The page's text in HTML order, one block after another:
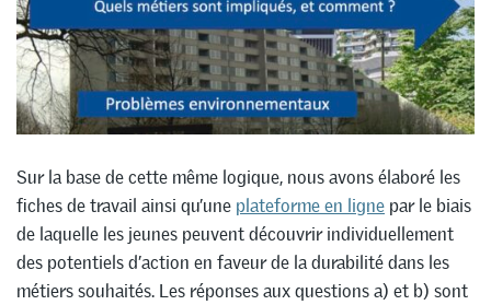
Sur la base de cette même logique, nous avons élaboré les
fiches de travail ainsi qu’une plateforme en ligne par le biais
de laquelle les jeunes peuvent découvrir individuellement
des potentiels d’action en faveur de la durabilité dans les
métiers souhaités. Les réponses aux questions a) et b) sont